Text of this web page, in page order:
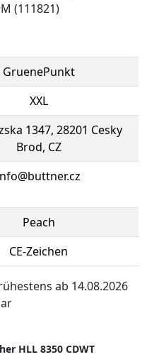
(111821)
GruenePunkt
XXL
1347, 28201 Cesky
Brod, CZ
Peach
CE-Zeichen
ab 14.08.2026
HLL 8350 CDWT